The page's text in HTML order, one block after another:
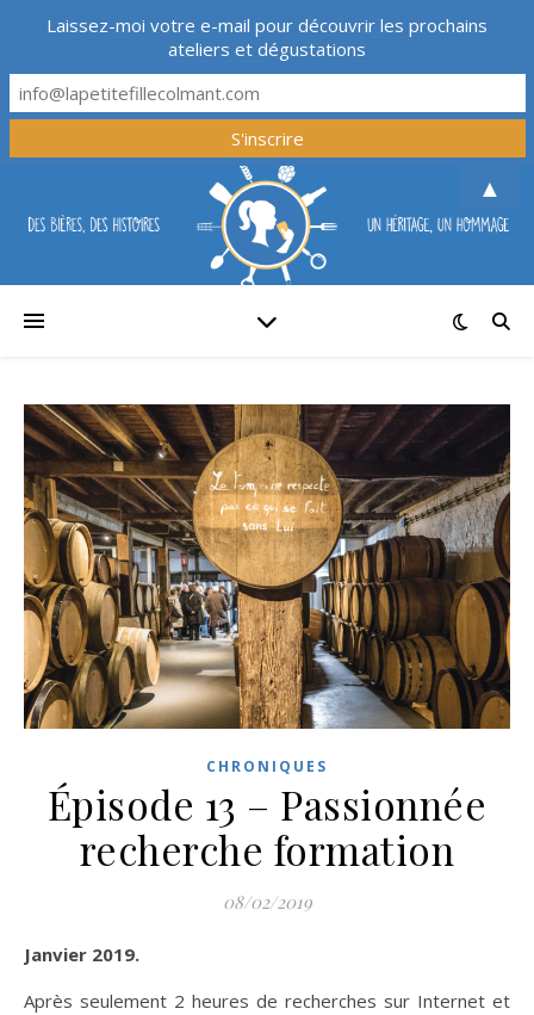
CHRONIQUES
Épisode 13 – Passionnée
recherche formation
08/02/2019
Janvier 2019.
Après seulement 2 heures de recherches sur Internet et
Laissez-moi votre e-mail pour découvrir les prochains
ateliers et dégustations
▲